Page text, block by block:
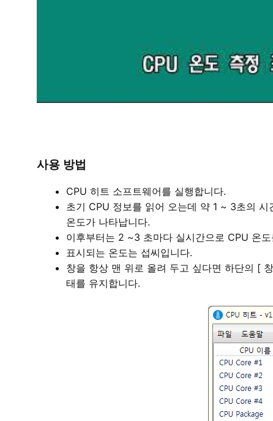
사용 방법
CPU 히트 소프트웨어를 실행합니다.
초기 CPU 정보를 읽어 오는데 약 1 ~ 3초의
온도가 나타납니다.
이후부터는 2 ~3 초마다 실시간으로 CPU 온
표시되는 온도는 섭씨입니다.
창을 항상 맨 위로 올려 두고 싶다면 하단의 [
태를 유지합니다.